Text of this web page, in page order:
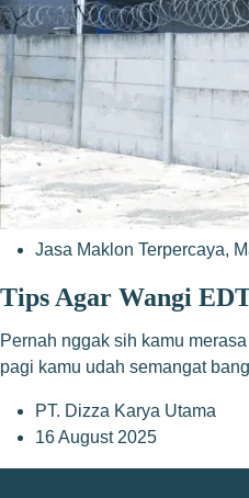
Jasa Maklon Terpercaya,
Tips Agar Wangi
Pernah nggak sih kamu
pagi kamu udah semangat
PT. Dizza Karya Utama
16 August 2025